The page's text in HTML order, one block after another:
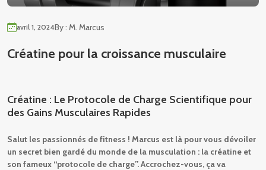
avril 1, 2024By : M. Marcus
Créatine pour la croissance musculaire
Créatine : Le Protocole de Charge Scientifique pour
des Gains Musculaires Rapides
Salut les passionnés de fitness ! Marcus est là pour vous dévoiler
un secret bien gardé du monde de la musculation : la créatine et
son fameux “protocole de charge”. Accrochez-vous, ça va